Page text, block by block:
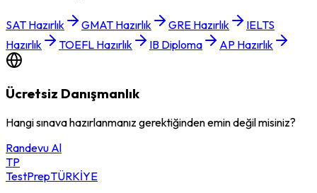
SAT Hazırlık GMAT Hazırlık GRE Hazırlık
IELTS
Hazırlık
TOEFL Hazırlık IB Diploma AP Hazırlık
Ücretsiz Danışmanlık
Hangi sınava hazırlanmanız gerektiğinden emin değil misiniz?
Randevu Al
TP
TestPrepTÜRKİYE